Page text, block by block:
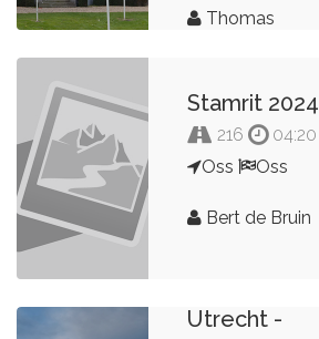
Thomas
Stamrit 2024
216
04:20
Oss
Oss
Bert de Bruin
Utrecht -